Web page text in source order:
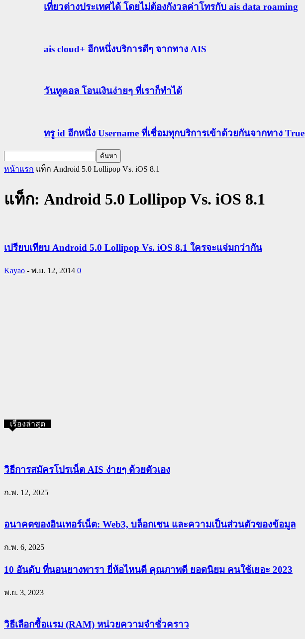
เที่ยวต่างประเทศได้ โดยไม่ต้องกังวลค่าโทรกับ ais data roaming
ais cloud+ อีกหนึ่งบริการดีๆ จากทาง AIS
วันทูคอล โอนเงินง่ายๆ ที่เราก็ทำได้
ทรู id อีกหนึ่ง Username ที่เชื่อมทุกบริการเข้าด้วยกันจากทาง True
หน้าแรก แท็ก Android 5.0 Lollipop Vs. iOS 8.1
แท็ก: Android 5.0 Lollipop Vs. iOS 8.1
เปรียบเทียบ Android 5.0 Lollipop Vs. iOS 8.1 ใครจะแจ่มกว่ากัน
Kayao - พ.ย. 12, 2014 0
เรื่องล่าสุด
วิธีการสมัครโปรเน็ต AIS ง่ายๆ ด้วยตัวเอง
ก.พ. 12, 2025
อนาคตของอินเทอร์เน็ต: Web3, บล็อกเชน และความเป็นส่วนตัวของข้อมูล
ก.พ. 6, 2025
10 อันดับ ที่นอนยางพารา ยี่ห้อไหนดี คุณภาพดี ยอดนิยม คนใช้เยอะ 2023
พ.ย. 3, 2023
วิธีเลือกซื้อแรม (RAM) หน่วยความจำชั่วคราว